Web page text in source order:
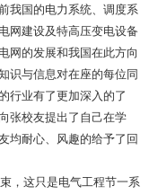
我国的电力系统、调度系
网建设及特高压变电设备
网的发展和我国在此方向
识与信息对在座的每位同
行业有了更加深入的了
张校友提出了自己在学
均耐心、风趣的给予了回
，这只是电气工程节一系